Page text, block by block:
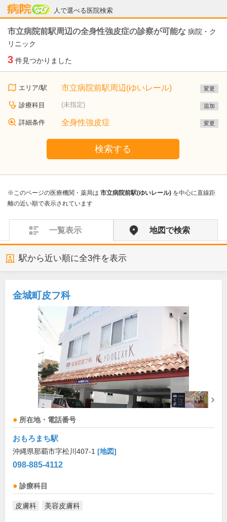
人で選べる医院検索
病院なび
市立病院前駅周辺の全身性強皮症の診察が可能な 病院・ク
リニック
3 件見つかりました
エリア/駅 市立病院前駅周辺(ゆいレール) 変更
診療科目 (未指定) 追加
詳細条件 全身性強皮症 変更
検索する
※このページの医療機関・薬局は 市立病院前駅(ゆいレール) を中心に直線距
離の近い順で表示されています
一覧表示 地図で検索
駅から近い順に全3件を表示
金城町皮フ科
所在地・電話番号
おもろまち駅
沖縄県那覇市字松川407-1 [地図]
098-885-4112
診療科目
皮膚科 美容皮膚科